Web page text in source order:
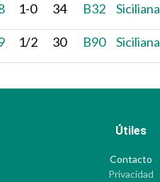
1-0 34 B32 Siciliana
1/2 30 B90 Siciliana
Útiles
Contacto
Privacidad